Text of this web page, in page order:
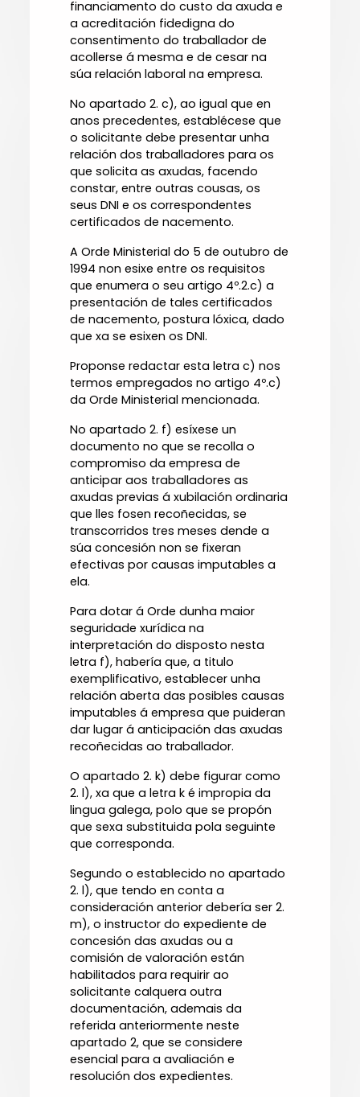
financiamento do custo da axuda e
a acreditación fidedigna do
consentimento do traballador de
acollerse á mesma e de cesar na
súa relación laboral na empresa.
No apartado 2. c), ao igual que en
anos precedentes, establécese que
o solicitante debe presentar unha
relación dos traballadores para os
que solicita as axudas, facendo
constar, entre outras cousas, os
seus DNI e os correspondentes
certificados de nacemento.
A Orde Ministerial do 5 de outubro de
1994 non esixe entre os requisitos
que enumera o seu artigo 4º.2.c) a
presentación de tales certificados
de nacemento, postura lóxica, dado
que xa se esixen os DNI.
Proponse redactar esta letra c) nos
termos empregados no artigo 4º.c)
da Orde Ministerial mencionada.
No apartado 2. f) esíxese un
documento no que se recolla o
compromiso da empresa de
anticipar aos traballadores as
axudas previas á xubilación ordinaria
que lles fosen recoñecidas, se
transcorridos tres meses dende a
súa concesión non se fixeran
efectivas por causas imputables a
ela.
Para dotar á Orde dunha maior
seguridade xurídica na
interpretación do disposto nesta
letra f), habería que, a titulo
exemplificativo, establecer unha
relación aberta das posibles causas
imputables á empresa que puideran
dar lugar á anticipación das axudas
recoñecidas ao traballador.
O apartado 2. k) debe figurar como
2. l), xa que a letra k é impropia da
lingua galega, polo que se propón
que sexa substituida pola seguinte
que corresponda.
Segundo o establecido no apartado
2. l), que tendo en conta a
consideración anterior debería ser 2.
m), o instructor do expediente de
concesión das axudas ou a
comisión de valoración están
habilitados para requirir ao
solicitante calquera outra
documentación, ademais da
referida anteriormente neste
apartado 2, que se considere
esencial para a avaliación e
resolución dos expedientes.